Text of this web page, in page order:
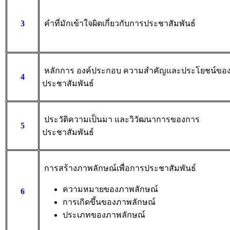
3 คำที่มักเข้าใจผิดเกี่ยวกับการประชาสัมพันธ์
4
หลักการ องค์ประกอบ ความสำคัญและประโยชน์ขอ
ประชาสัมพันธ์
5
ประวัติความเป็นมา และวิวัฒนาการของการ
ประชาสัมพันธ์
6
การสร้างภาพลักษณ์เพื่อการประชาสัมพันธ์
ความหมายของภาพลักษณ์
การเกิดขึ้นของภาพลักษณ์
ประเภทของภาพลักษณ์